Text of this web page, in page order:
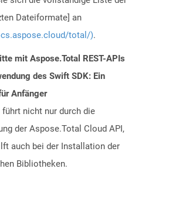
Dateiformate] an
total/).
mit Aspose.Total REST-APIs
des Swift SDK: Ein
Anfänger
führt nicht nur durch die
der Aspose.Total Cloud API,
auch bei der Installation der
Bibliotheken.